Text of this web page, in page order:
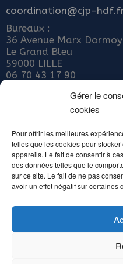
Gérer le
cookies
Pour offrir les meilleures
telles que les cookies pour
appareils. Le fait de consentir à
des données telles que le
sur ce site. Le fait de ne pas
avoir un effet négatif sur certaines
coordination@cjp-
Bureaux :
36 Avenue Marx Dormoy
Le Grand Bleu
59000 LILLE
06 70 43 17 90
ADHÉRER AU COLLECTIF
Abonnez-vous à notre
Inscrivez votre email ci-
Alternative: